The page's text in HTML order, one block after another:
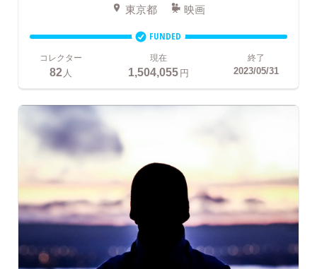
東京都 映画
FUNDED
コレクター
82 人
現在
1,504,055円
終了
2023/05/31